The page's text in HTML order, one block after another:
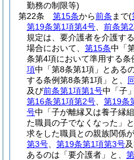
勤務の制限等)
第22条
第15条から前条 まで(
第19条第1項第4号
前条第
規定は、要介護者を介護す
場合において、 第15条中「
条第4項において準用する条
項中「第8条第1項」とある
する条例第8条第1項」と、
及び前条第1項第1号中「子
第16条第1項第2号
第19条
号中「子が離縁又は養子縁
た職員の子でなくなった」
求をした職員との親族関係
第3号
第19条第1項第3号
あるのは「要介護者」と、